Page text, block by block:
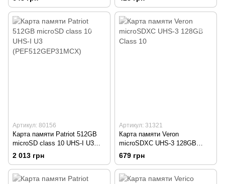
adapter (R80MB/s)
Артикул: 80156
Карта памяти Patriot 512GB
microSD class 10 UHS-I U3
(PEF512GEP31MCX)
2 013 грн
Артикул: 31321
Карта памяти Veron
microSDXC UHS-3 128GB
Class 10
679 грн